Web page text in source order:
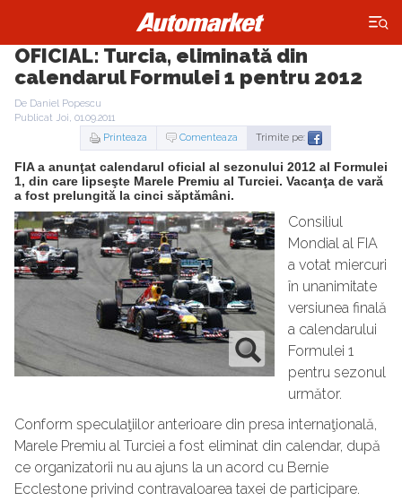
×
OFICIAL: Turcia, eliminată din
calendarul Formulei 1 pentru 2012
De Daniel Popescu
Publicat Joi, 01.09.2011
Printeaza
Comenteaza Trimite pe:
FIA a anunţat calendarul oficial al sezonului 2012 al Formulei
1, din care lipseşte Marele Premiu al Turciei. Vacanţa de vară
a fost prelungită la cinci săptămâni.
Consiliul
Mondial al FIA
a votat miercuri
în unanimitate
versiunea finală
a calendarului
Formulei 1
pentru sezonul
următor.
Conform speculaţiilor anterioare din presa internaţională,
Marele Premiu al Turciei a fost eliminat din calendar, după
ce organizatorii nu au ajuns la un acord cu Bernie
Ecclestone privind contravaloarea taxei de participare.